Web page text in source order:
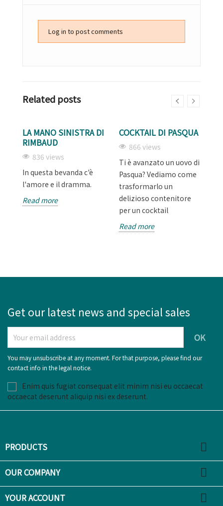
Log in to post comments
Related posts
LA MANO SINISTRA DI
RIMBAUD
836 views
In questa bevanda c'è
l'amore e il dramma.
Read more
COCKTAIL DI PASQUA
866 views
Ti è avanzato un uovo di
Pasqua? Vediamo come
trasformarlo un
delizioso contenitore
per un cocktail
Read more
Get our latest news and special sales
You may unsubscribe at any moment. For that purpose, please find our
contact info in the legal notice.
Enim quis fugiat consequat elit minim nisi eu occaecat
occaecat deserunt aliquip nisi ex deserunt.
PRODUCTS 
OUR COMPANY 
YOUR ACCOUNT 